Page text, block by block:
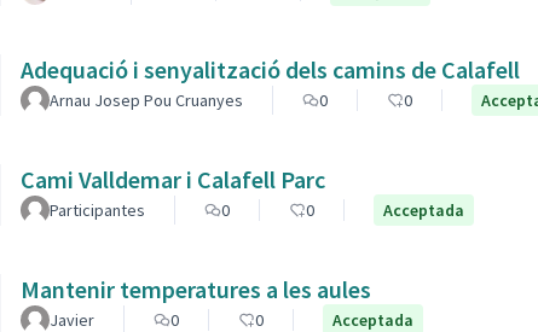
Adequació i senyalització dels camins de Calafell
Arnau Josep Pou Cruanyes 0 0
Cami Valldemar i Calafell Parc
Participantes 0 0 Acceptada
Mantenir temperatures a les aules
Javier 0 0 Acceptada